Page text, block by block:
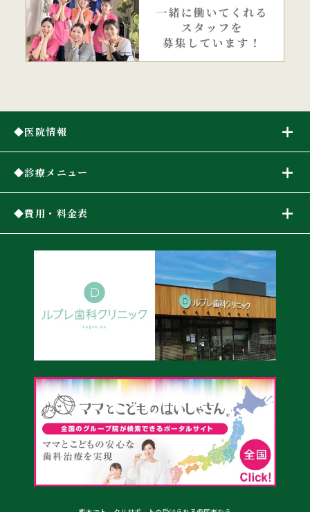
医院情報
診療メニュー
費用・料金表